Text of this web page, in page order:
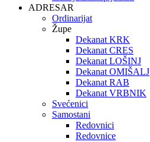
ADRESAR
Ordinarijat
Župe
Dekanat KRK
Dekanat CRES
Dekanat LOŠINJ
Dekanat OMIŠALJ
Dekanat RAB
Dekanat VRBNIK
Svećenici
Samostani
Redovnici
Redovnice